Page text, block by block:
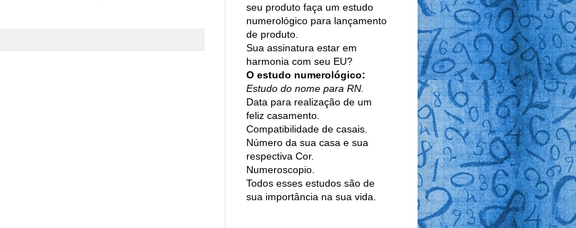
seu produto faça um estudo
numerológico para lançamento
de produto.
Sua assinatura estar em
harmonia com seu EU?
O estudo numerológico:
Estudo do nome para RN.
Data para realização de um
feliz casamento.
Compatibilidade de casais.
Número da sua casa e sua
respectiva Cor.
Numeroscopio.
Todos esses estudos são de
sua importância na sua vida.